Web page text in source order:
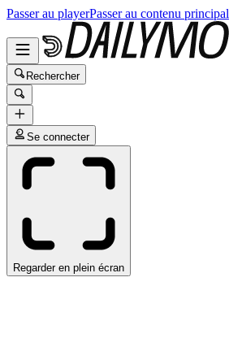
Passer au playerPasser au contenu principal
Rechercher
Se connecter
Regarder en plein écran